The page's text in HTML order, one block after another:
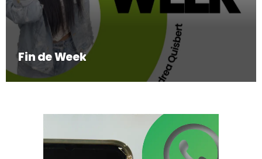
Fin de Week